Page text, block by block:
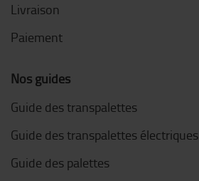
Livraison
Paiement
Nos guides
Guide des transpalettes
Guide des transpalettes électriques
Guide des palettes